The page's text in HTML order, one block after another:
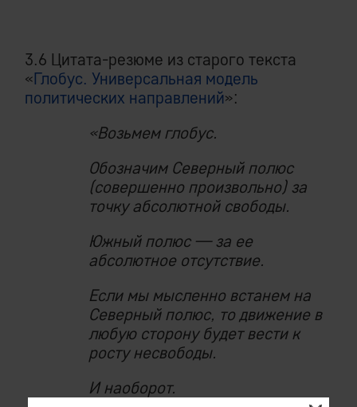
3.6 Цитата-резюме из старого текста
«Глобус. Универсальная модель
политических направлений»:
«Возьмем глобус.
Обозначим Северный полюс
(совершенно произвольно) за
точку абсолютной свободы.
Южный полюс — за ее
абсолютное отсутствие.
Если мы мысленно встанем на
Северный полюс, то движение в
любую сторону будет вести к
росту несвободы.
И наоборот.